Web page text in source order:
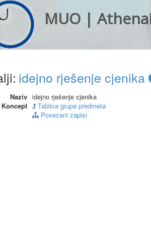
MUO |
idejno rješenje cjenika
Naziv idejno rješenje cjenika
Koncept
Tablica grupa predmeta
Povezani zapisi